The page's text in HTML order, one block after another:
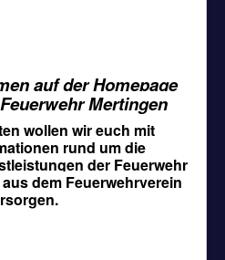
auf der Homepage
Mertingen
wollen wir euch mit
rund um die
der Feuerwehr
dem Feuerwehrverein